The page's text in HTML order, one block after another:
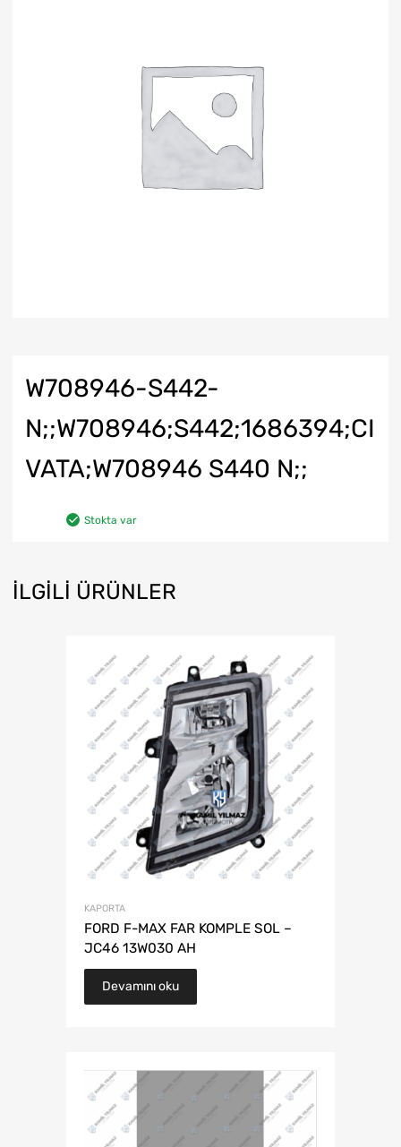
W708946-S442-
N;;W708946;S442;1686394;CI
VATA;W708946 S440 N;;
Stokta var
İLGILI ÜRÜNLER
KAPORTA
FORD F-MAX FAR KOMPLE SOL –
JC46 13W030 AH
Devamını oku